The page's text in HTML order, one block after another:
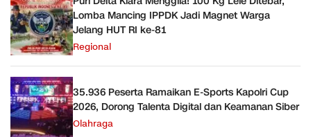
Lomba Mancing IPPDK Jadi Magnet Warga
Jelang HUT RI ke-81
Regional
35.936 Peserta Ramaikan E-Sports Kapolri Cup
2026, Dorong Talenta Digital dan Keamanan Siber
Olahraga